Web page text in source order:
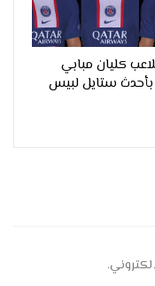
كليان مبابي
2023 بأحدث ستايل لبيس